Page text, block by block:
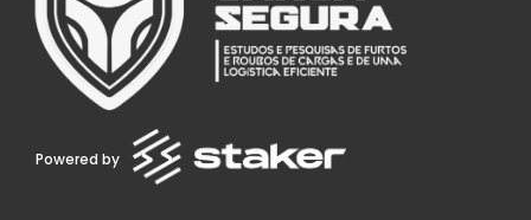
Powered by